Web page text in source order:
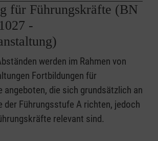
für Führungskräfte (BN
-
werden im Rahmen von
Fortbildungen für
angeboten, die sich grundsätzlich an
der Führungsstufe A richten, jedoch
relevant sind.